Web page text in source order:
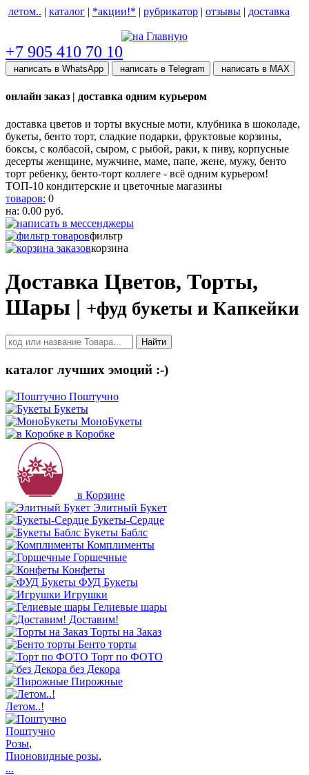
летом.. | каталог | *акции!* | рубрикатор | отзывы | доставка
+7 905 410 70 10
написать в WhatsApp написать в Telegram написать в МАХ
онлайн заказ | доставка одним курьером
доставка цветов и торты вкусные моти, клубника в шоколаде,
букеты, бенто торт, сладкие подарки, фруктовые корзины,
боксы, с колбасой, сыром, с рыбой, раки, к пиву, корпусные
десерты женщине, мужчине, маме, папе, жене, мужу, бенто
торт ребенку, бенто-торт коллеге - всё одним курьером!
ТОП-10 кондитерские и цветочные магазины
товаров: 0
на: 0.00 руб.
фильтр
корзина
Доставка Цветов, Торты,
Шары | +фуд букеты и Капкейки
Найти
каталог лучших эмоций :-)
Поштучно
Букеты
МоноБукеты
в Коробке
в Корзине
Элитный Букет
Букеты-Сердце
Букеты Баблс
Комплименты
Горшечные
Конфеты
ФУД Букеты
Игрушки
Гелиевые шары
Доставим!
Торты на Заказ
Бенто торты
Торт по ФОТО
без Декора
Пирожные
Летом..!
Поштучно
Розы,
Пионовидные розы,
...